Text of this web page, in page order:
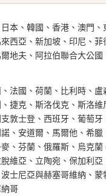
本、韓國、香港、澳門、
西亞、新加坡、印尼、菲
地夫、阿拉伯聯合大公國
法國、荷蘭、比利時、盧
捷克、斯洛伐克、斯洛維
敦士登、西班牙、葡萄牙
、安道爾、馬爾他、希臘
、芬蘭、俄羅斯、烏克蘭
維亞、立陶宛、保加利亞
士尼亞與赫塞哥維納、蒙
哥